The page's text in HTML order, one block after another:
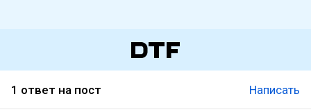
1 ответ на пост Написать